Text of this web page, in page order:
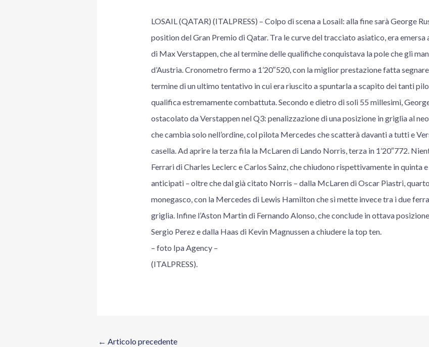
LOSAIL (QATAR) (ITALPRESS) – Colpo di scena a Losail: alla fine sarà George
position del Gran Premio di Qatar. Tra le curve del tracciato asiatico, era emersa
di Max Verstappen, che al termine delle qualifiche conquistava la pole che gli
d’Austria. Cronometro fermo a 1’20″520, con la miglior prestazione fatta
termine di un ultimo tentativo in cui era riuscito a spuntarla a scapito dei tanti
qualifica estremamente combattuta. Secondo e dietro di soli 55 millesimi,
ostacolato da Verstappen nel Q3: penalizzazione di una posizione in griglia al
che cambia solo nell’ordine, col pilota Mercedes che scatterà davanti a tutti e
casella. Ad aprire la terza fila la McLaren di Lando Norris, terza in 1’20″772.
Ferrari di Charles Leclerc e Carlos Sainz, che chiudono rispettivamente in quinta
anticipati – oltre che dal già citato Norris – dalla McLaren di Oscar Piastri,
monegasco, con la Mercedes di Lewis Hamilton che si mette invece tra i due
griglia. Infine l’Aston Martin di Fernando Alonso, che conclude in ottava
Sergio Perez e dalla Haas di Kevin Magnussen a chiudere la top ten.
– foto Ipa Agency –
(ITALPRESS).
← Articolo precedente